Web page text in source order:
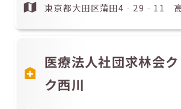
東京都大田区蒲田4‐29‐11
医療法人社団求林会
ク西川